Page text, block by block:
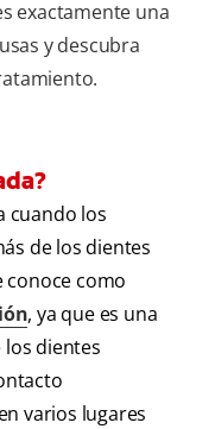
exactamente una
y descubra
cuando los
de los dientes
conoce como
, ya que es una
dientes
varios lugares